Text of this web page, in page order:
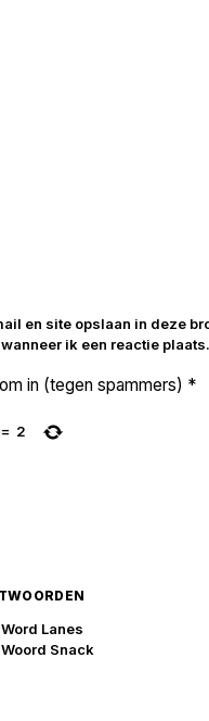
en site opslaan in deze
ik een reactie plaats.
in (tegen spammers) *
= 2
Lanes
Snack